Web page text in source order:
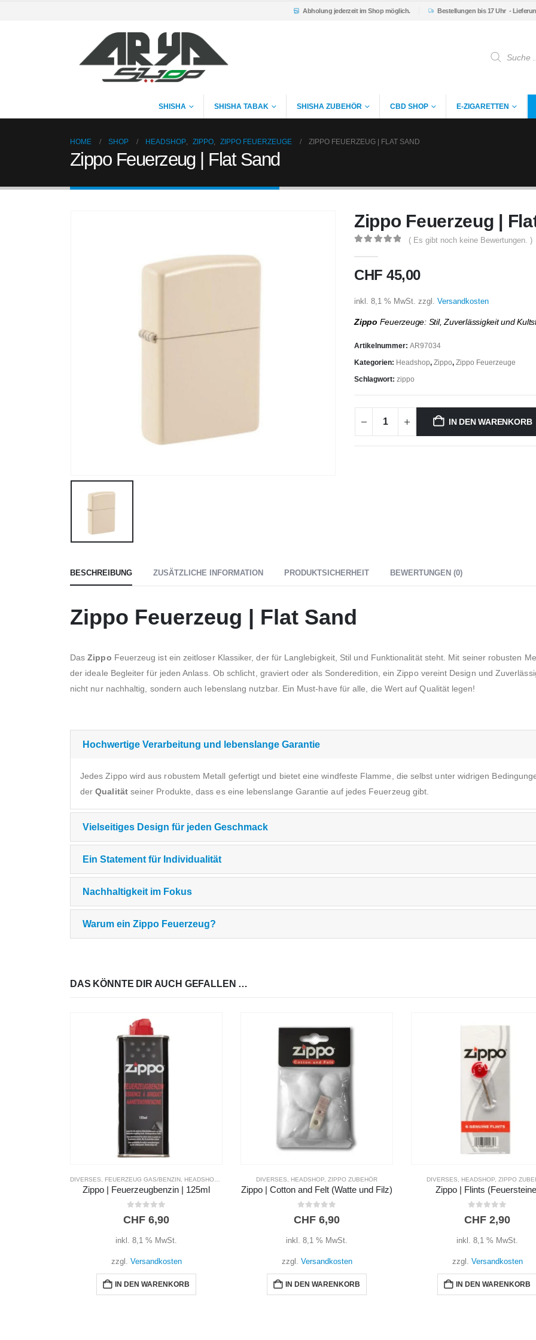
Abholung jederzeit im Shop möglich. Bestellungen bis 17 Uhr-
Products
search
SHISHA SHISHA TABAK SHISHA ZUBEHÖR CBD SHOP E-ZIGARETTEN
HOME SHOP HEADSHOP ZIPPO ZIPPO FEUERZEUGE ZIPPO FEUERZEUG | FLAT SAND
Zippo Feuerzeug | Flat Sand
Zippo Feuerzeug |
( Es gibt noch keine Bewertungen. )
CHF 45,00
inkl. 8,1 % MwSt. zzgl. Versandkosten
Zippo Feuerzeuge: Stil, Zuverlässigkeit und
Artikelnummer: AR97034
Kategorien: Headshop, Zippo, Zippo Feuerzeuge
Schlagwort: zippo
IN DEN WARENKORB
BESCHREIBUNG ZUSÄTZLICHE INFORMATION PRODUKTSICHERHEIT BEWERTUNGEN (0)
Zippo Feuerzeug | Flat Sand
DasZippo Feuerzeug ist ein zeitloser Klassiker, der für Langlebigkeit, Stil und Funktionalität steht. Mit seiner robusten
der ideale Begleiter für jeden Anlass. Ob schlicht, graviert oder als Sonderedition, ein Zippo vereint Design und
nicht nur nachhaltig, sondern auch lebenslang nutzbar. Ein Must-have für alle, die Wert auf Qualität legen!
Hochwertige Verarbeitung und lebenslange Garantie
Jedes Zippo wird aus robustem Metall gefertigt und bietet eine windfeste Flamme, die selbst unter widrigen
derQualitätseiner Produkte, dass es eine lebenslange Garantie auf jedes Feuerzeug gibt.
Vielseitiges Design für jeden Geschmack
Ein Statement für Individualität
Nachhaltigkeit im Fokus
Warum ein Zippo Feuerzeug?
DAS KÖNNTE DIR AUCH GEFALLEN …
DIVERSES, FEUERZEUG GAS/BENZIN, HEADSHOP , ZIPPO ZUBEHÖR
Zippo | Feuerzeugbenzin | 125ml
CHF 6,90
inkl. 8,1 % MwSt.
zzgl. Versandkosten
IN DEN WARENKORB
DIVERSES, HEADSHOP, ZIPPO ZUBEHÖR
Zippo | Cotton and Felt (Watte und Filz)
CHF 6,90
inkl. 8,1 % MwSt.
zzgl. Versandkosten
IN DEN WARENKORB
DIVERSES, HEADSHOP, ZIPPO
Zippo | Flints
CHF 2,90
inkl. 8,1 % MwSt.
zzgl. Versandkosten
IN DEN WARENKORB